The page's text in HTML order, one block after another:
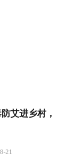
艾进乡村，
21